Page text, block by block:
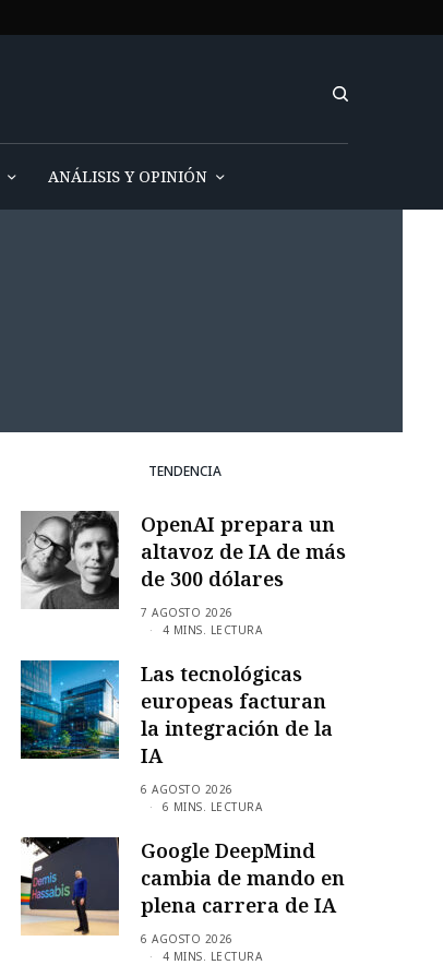
ANÁLISIS Y OPINIÓN
TENDENCIA
OpenAI prepara un
altavoz de IA de más
de 300 dólares
7 AGOSTO 2026
4 MINS. LECTURA
Las tecnológicas
europeas facturan
la integración de la
IA
6 AGOSTO 2026
6 MINS. LECTURA
Google DeepMind
cambia de mando en
plena carrera de IA
6 AGOSTO 2026
4 MINS. LECTURA